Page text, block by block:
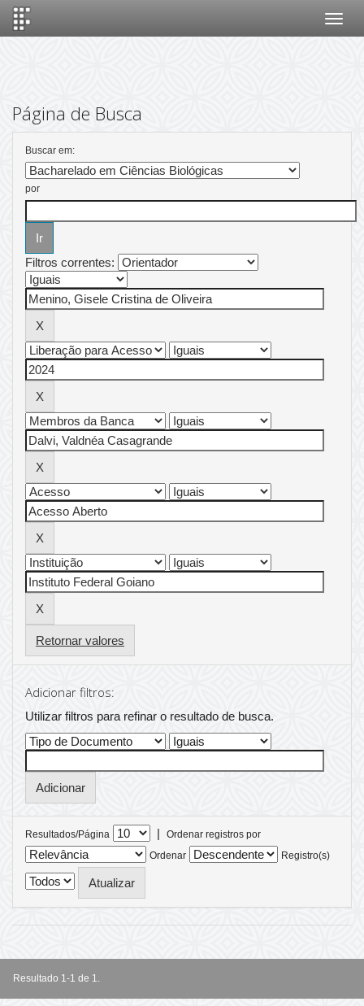
Página de Busca
Buscar em:
por
Filtros correntes:
Retornar valores
Adicionar filtros:
Utilizar filtros para refinar o resultado de busca.
Resultados/Página |
Ordenar registros por
Ordenar
Registro(s)
Resultado 1-1 de 1.